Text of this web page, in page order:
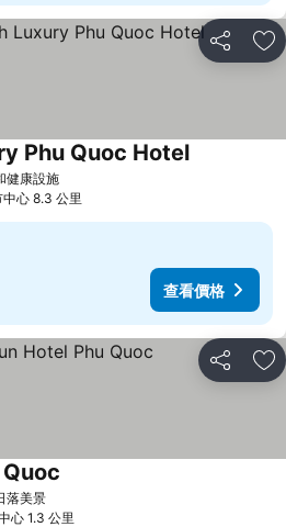
分享 加
健康設施
Phu Quoc Hotel
心 8.3 公里
查看價格
分享 加
落美景
心 1.3 公里